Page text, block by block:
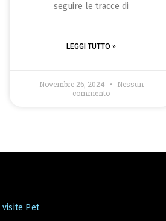
seguire le tracce di
LEGGI TUTTO »
Novembre 26, 2024
Nessun
commento
visite Pet